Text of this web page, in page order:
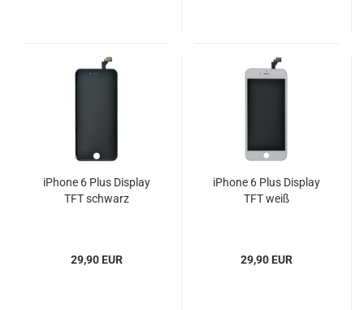
iPhone 6 Plus Display
TFT schwarz
29,90 EUR
iPhone 6 Plus Display
TFT weiß
29,90 EUR